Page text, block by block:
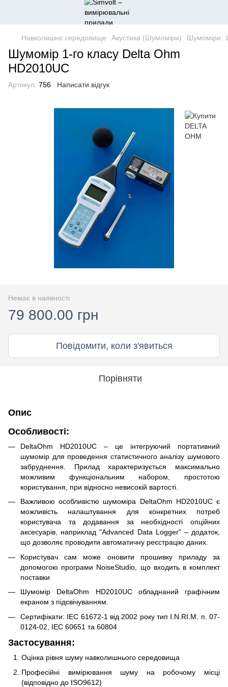
Навколишнє середовище Акустика (Шумоміри) Шумоміри
Шумомір 1-го класу Delta Ohm
HD2010UC
Артикул: 756 Написати відгук
Немає в наявності
79 800.00 грн
Повідомити, коли з'явиться
Порівняти
Опис
Особливості:
DeltaOhm HD2010UC – це інтегруючий портативний
шумомір для проведення статистичного аналізу шумового
забруднення. Прилад характеризується максимально
можливим функціональним набором, простотою
користування, при відносно невисокій вартості.
Важливою особливістю шумоміра DeltaOhm HD2010UC є
можливість налаштування для конкретних потреб
користувача та додавання за необхідності опційних
аксесуарів, наприклад "Advanced Data Logger" – додаток,
що дозволяє проводити автоматичну реєстрацію даних.
Користувач сам може оновити прошивку приладу за
допомогою програми NoiseStudio, що входить в комплект
поставки
Шумомір DeltaOhm HD2010UC обладнаний графічним
екраном з підсвічуванням.
Сертифікати: IEC 61672-1 від 2002 року тип I.N.RI.M. п. 07-
0124-02, IEC 60651 та 60804
Застосування:
Оцінка рівня шуму навколишнього середовища
Професійні вимірювання шуму на робочому місці
(відповідно до ISO9612)